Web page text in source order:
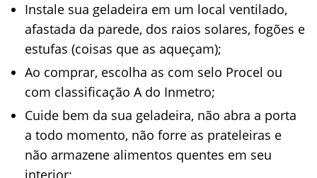
Instale sua geladeira em um local ventilado,
afastada da parede, dos raios solares, fogões e
estufas (coisas que as aqueçam);
Ao comprar, escolha as com selo Procel ou
com classificação A do Inmetro;
Cuide bem da sua geladeira, não abra a porta
a todo momento, não forre as prateleiras e
não armazene alimentos quentes em seu
interior;